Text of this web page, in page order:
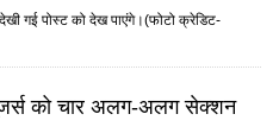
गई पोस्ट को देख पाएंगे।(फोटो क्रेडिट-
को चार अलग-अलग सेक्शन